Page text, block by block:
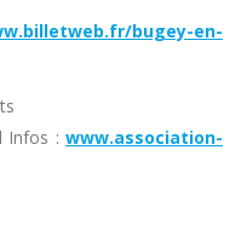
bugey-en-
Infos : www.association-